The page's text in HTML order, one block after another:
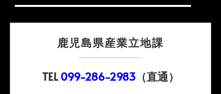
鹿児島県産業立地課
TEL 099-286-2983 （直通）